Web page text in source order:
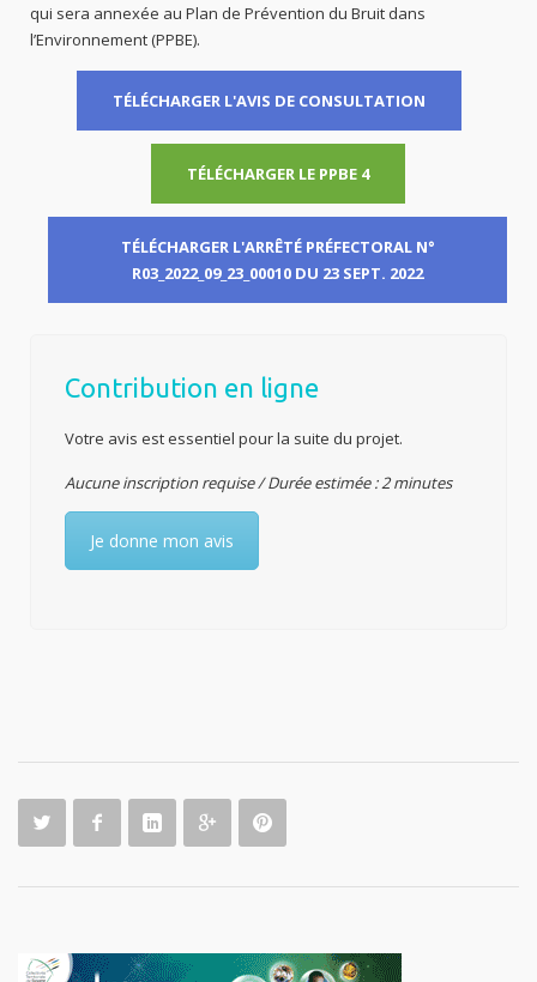
qui sera annexée au Plan de Prévention du Bruit dans
l’Environnement (PPBE).
TÉLÉCHARGER L'AVIS DE CONSULTATION
TÉLÉCHARGER LE PPBE 4
TÉLÉCHARGER L'ARRÊTÉ PRÉFECTORAL N°
R03_2022_09_23_00010 DU 23 SEPT. 2022
Contribution en ligne
Votre avis est essentiel pour la suite du projet.
Aucune inscription requise / Durée estimée : 2 minutes
Je donne mon avis